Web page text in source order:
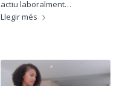
actiu laboralment…
Llegir més